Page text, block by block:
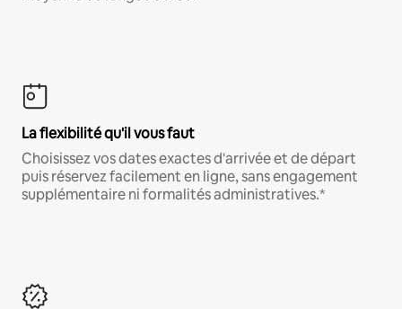
La flexibilité qu'il vous faut
Choisissez vos dates exactes d'arrivée et de départ
puis réservez facilement en ligne, sans engagement
supplémentaire ni formalités administratives.*